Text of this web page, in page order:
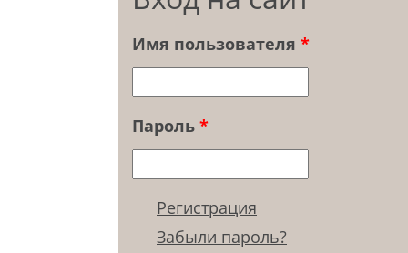
Имя пользователя *
Пароль *
Регистрация
Забыли пароль?